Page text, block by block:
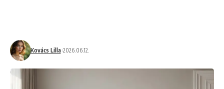
Kovács Lilla 2026.06.12.